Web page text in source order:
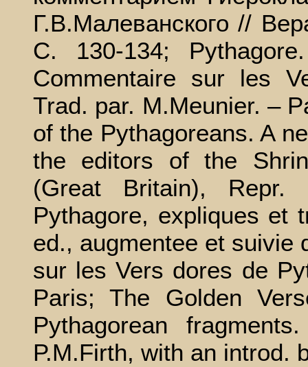
Г.В.Малеванского //
С. 130-134;
Commentaire sur les
Trad. par. М.Meunier. –
of the Pythagoreans. A
the editors of the
(Great Britain),
Pythagore, expliques et
ed., augmentee et suivie
sur les Vers dores de
Paris; The Golden
Pythagorean
P.M.Firth, with an introd.